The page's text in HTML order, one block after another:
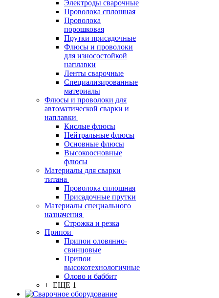
Электроды сварочные
Проволока сплошная
Проволока
порошковая
Прутки присадочные
Флюсы и проволоки
для износостойкой
наплавки
Ленты сварочные
Специализированные
материалы
Флюсы и проволоки для
автоматической сварки и
наплавки
Кислые флюсы
Нейтральные флюсы
Основные флюсы
Высокоосновные
флюсы
Материалы для сварки
титана
Проволока сплошная
Присадочные прутки
Материалы специального
назначения
Строжка и резка
Припои
Припои оловянно-
свинцовые
Припои
высокотехнологичные
Олово и баббит
+ ЕЩЕ 1